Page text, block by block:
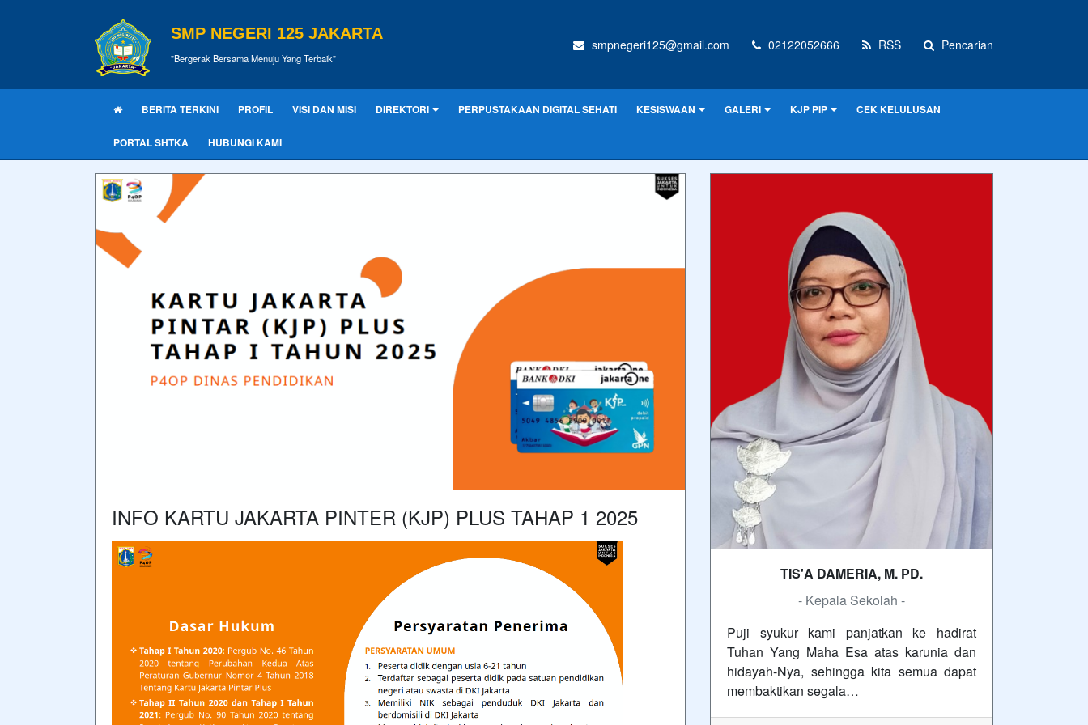
SMP NEGERI 125 JAKARTA
"Bergerak Bersama Menuju Yang Terbaik"
smpnegeri125@gmail.com 02122052666 RSS Pencarian
BERITA TERKINI PROFIL VISI DAN MISI DIREKTORI PERPUSTAKAAN DIGITAL SEHATI KESISWAAN GALERI KJP PIP CEK KELULUSAN
PORTAL SHTKA HUBUNGI KAMI
INFO KARTU JAKARTA PINTER (KJP) PLUS TAHAP 1 2025
TIS'A DAMERIA, M. PD.
- Kepala Sekolah -
Puji syukur kami panjatkan ke hadirat
Tuhan Yang Maha Esa atas karunia dan
hidayah-Nya, sehingga kita semua dapat
membaktikan segala…